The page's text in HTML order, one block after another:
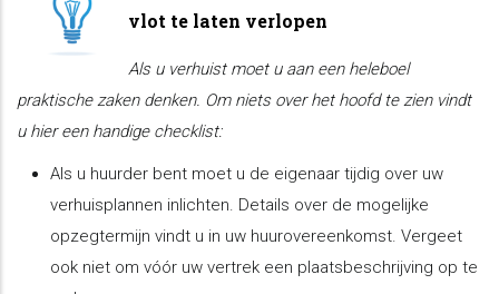
vlot te laten verlopen
Als u verhuist moet u aan een heleboel
praktische zaken denken. Om niets over het hoofd te zien vindt
u hier een handige checklist:
Als u huurder bent moet u de eigenaar tijdig over uw
verhuisplannen inlichten. Details over de mogelijke
opzegtermijn vindt u in uw huurovereenkomst. Vergeet
ook niet om vóór uw vertrek een plaatsbeschrijving op te